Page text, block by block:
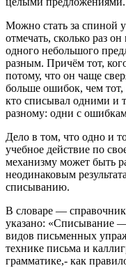
Можно стать за спиной
отмечать, сколько раз
одного небольшого
разным. Причём тот,
потому, что он чаще
больше ошибок, чем тот,
кто списывал одними и
разному: одни с
Дело в том, что одно и
учебное действие по
механизму может быть
неодинаковым
списыванию.
В словаре —
указано: «Списывание
видов письменных
технике письма и
грамматике,- как